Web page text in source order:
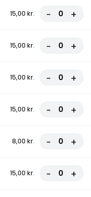
15,00 kr. - +
15,00 kr. - +
15,00 kr. - +
15,00 kr. - +
8,00 kr. - +
15,00 kr. - +